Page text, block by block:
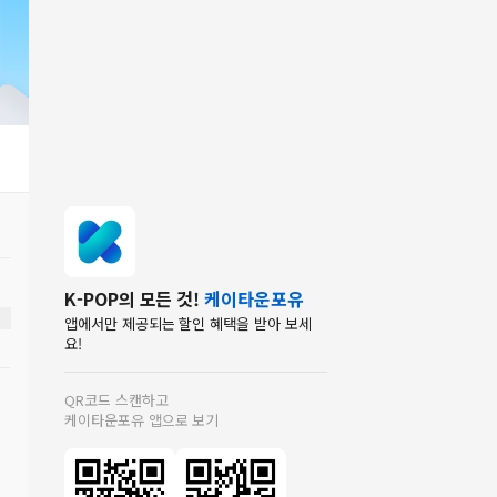
K-POP의 모든 것! 케이타운포유
앱에서만 제공되는 할인 혜택을 받아 보세
요!
QR코드 스캔하고
케이타운포유 앱으로 보기